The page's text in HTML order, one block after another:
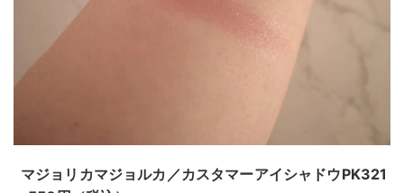
マジョリカマジョルカ／カスタマーアイシャドウPK321